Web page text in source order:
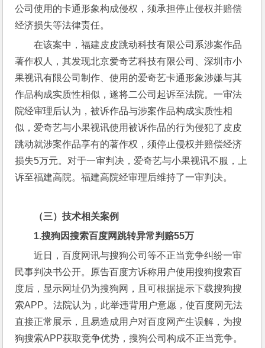
公司使用的卡通形象构成侵权，须承担停止侵权并赔偿
经济损失等法律责任。
在该案中，福建皮皮跳动科技有限公司系涉案作品
著作权人，其发现北京爱奇艺科技有限公司、深圳市小
果视讯有限公司制作、使用的爱奇艺卡通形象涉嫌与其
作品构成实质性相似，遂将二公司起诉至法院。一审法
院经审理后认为，被诉作品与涉案作品构成实质性相
似，爱奇艺与小果视讯使用被诉作品的行为侵犯了皮皮
跳动就涉案作品享有的著作权，须停止侵权并赔偿经济
损失5万元。对于一审判决，爱奇艺与小果视讯不服，上
诉至福建高院。福建高院经审理后维持了一审判决。
（三）技术相关案例
1.搜狗因搜索百度网跳转异常判赔55万
近日，百度网讯与搜狗公司等不正当竞争纠纷一审
民事判决书公开。原告百度方诉称用户使用搜狗搜索百
度后，显示网址仍为搜狗网，且可根据提示下载搜狗搜
索APP。法院认为，此举违背用户意愿，使百度网无法
直接正常展示，且易造成用户对百度网产生误解，为搜
狗搜索APP获取竞争优势，搜狗公司构成不正当竞争。